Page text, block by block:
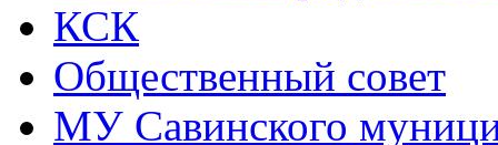
КСК
Общественный совет
МУ Савинского